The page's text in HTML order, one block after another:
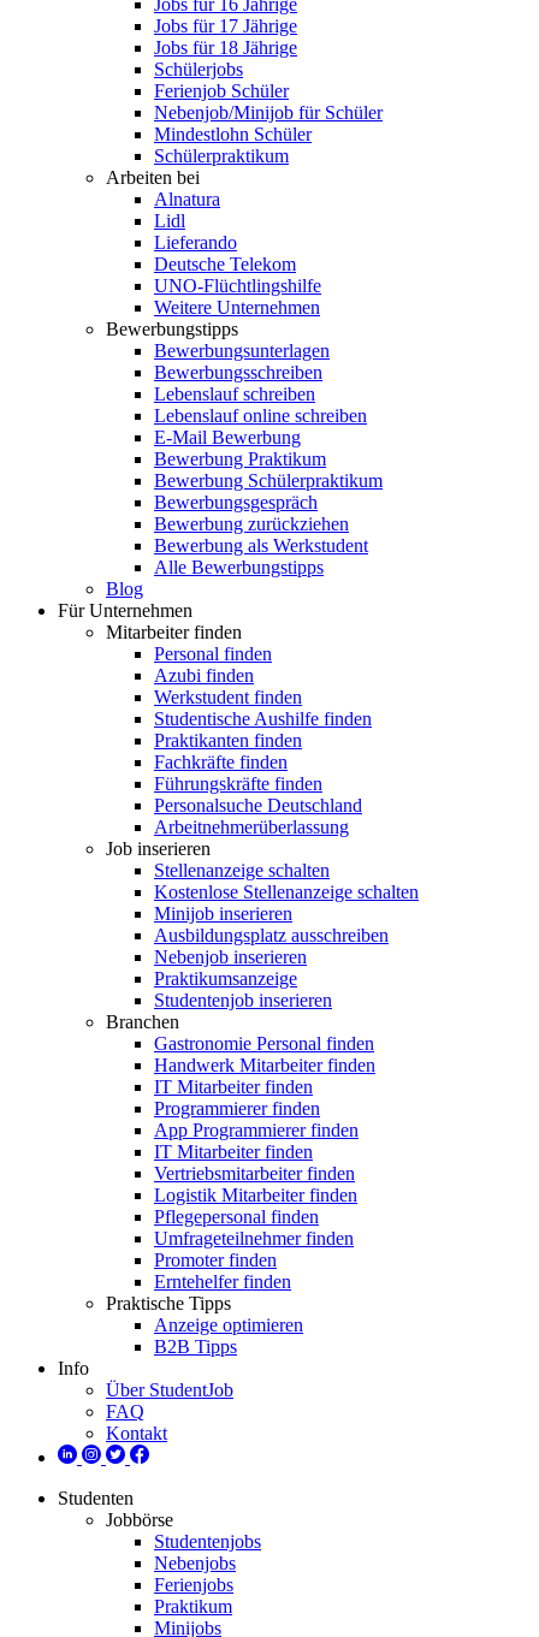
Jobs für 16 Jährige
Jobs für 17 Jährige
Jobs für 18 Jährige
Schülerjobs
Ferienjob Schüler
Nebenjob/Minijob für Schüler
Mindestlohn Schüler
Schülerpraktikum
Arbeiten bei
Alnatura
Lidl
Lieferando
Deutsche Telekom
UNO-Flüchtlingshilfe
Weitere Unternehmen
Bewerbungstipps
Bewerbungsunterlagen
Bewerbungsschreiben
Lebenslauf schreiben
Lebenslauf online schreiben
E-Mail Bewerbung
Bewerbung Praktikum
Bewerbung Schülerpraktikum
Bewerbungsgespräch
Bewerbung zurückziehen
Bewerbung als Werkstudent
Alle Bewerbungstipps
Blog
Für Unternehmen
Mitarbeiter finden
Personal finden
Azubi finden
Werkstudent finden
Studentische Aushilfe finden
Praktikanten finden
Fachkräfte finden
Führungskräfte finden
Personalsuche Deutschland
Arbeitnehmerüberlassung
Job inserieren
Stellenanzeige schalten
Kostenlose Stellenanzeige schalten
Minijob inserieren
Ausbildungsplatz ausschreiben
Nebenjob inserieren
Praktikumsanzeige
Studentenjob inserieren
Branchen
Gastronomie Personal finden
Handwerk Mitarbeiter finden
IT Mitarbeiter finden
Programmierer finden
App Programmierer finden
IT Mitarbeiter finden
Vertriebsmitarbeiter finden
Logistik Mitarbeiter finden
Pflegepersonal finden
Umfrageteilnehmer finden
Promoter finden
Erntehelfer finden
Praktische Tipps
Anzeige optimieren
B2B Tipps
Info
Über StudentJob
FAQ
Kontakt
Studenten
Jobbörse
Studentenjobs
Nebenjobs
Ferienjobs
Praktikum
Minijobs